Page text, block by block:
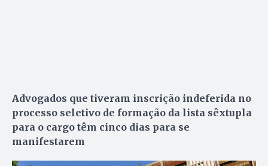
Advogados que tiveram inscrição indeferida no
processo seletivo de formação da lista sêxtupla
para o cargo têm cinco dias para se
manifestarem